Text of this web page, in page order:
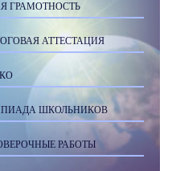
ГРАМОТНОСТЬ
АТТЕСТАЦИЯ
ШКОЛЬНИКОВ
РАБОТЫ